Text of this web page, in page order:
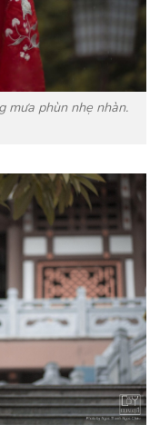
mưa phùn nhẹ nhàn.